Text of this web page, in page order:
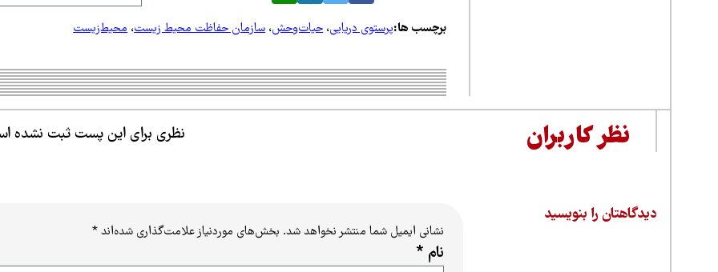
برچسب ها:پرستوی دریایی،حیات‌وحش،سازمان حفاظت محیط زیست،محیط‌زیست
نظر کاربران نظری برای این پست ثبت نشده
دیدگاهتان را بنویسید
نشانی ایمیل شما منتشر نخواهد شد. بخش‌های موردنیاز علامت‌گذاری شده‌اند*
نام *